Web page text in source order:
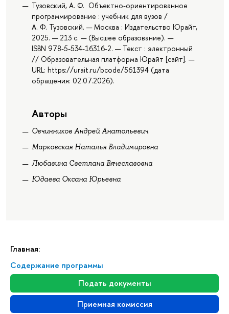
Главная:
Содержание программы
Подать документы
Приемная комиссия
Тузовский, А. Ф. Объектно-ориентированное
программирование : учебник для вузов /
А. Ф. Тузовский. — Москва : Издательство Юрайт,
2025. — 213 с. — (Высшее образование). —
ISBN 978-5-534-16316-2. — Текст : электронный
// Образовательная платформа Юрайт [сайт]. —
URL: https://urait.ru/bcode/561394 (дата
обращения: 02.07.2026).
Авторы
Овчинников Андрей Анатольевич
Марковская Наталья Владимировна
Любавина Светлана Вячеславовна
Юдаева Оксана Юрьевна